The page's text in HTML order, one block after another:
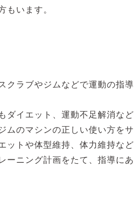
もいます。
クラブやジムなどで運動の指導
ダイエット、運動不足解消など
ムのマシンの正しい使い方をサ
ットや体型維持、体力維持など
ーニング計画をたて、指導にあ